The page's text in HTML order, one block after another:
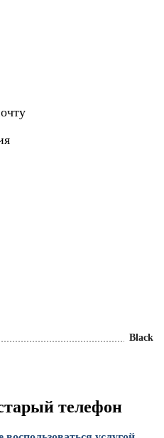
Black
телефон